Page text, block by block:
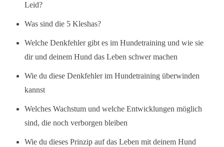
Leid?
Was sind die 5 Kleshas?
Welche Denkfehler gibt es im Hundetraining und wie sie
dir und deinem Hund das Leben schwer machen
Wie du diese Denkfehler im Hundetraining überwinden
kannst
Welches Wachstum und welche Entwicklungen möglich
sind, die noch verborgen bleiben
Wie du dieses Prinzip auf das Leben mit deinem Hund